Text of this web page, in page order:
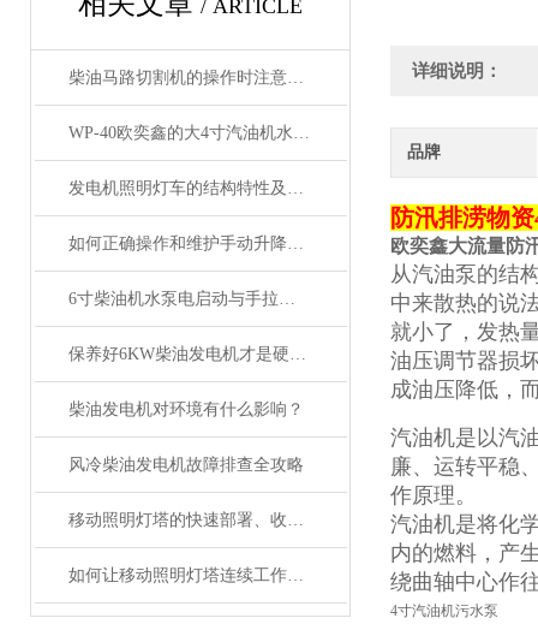
/ ARTICLE
柴油马路切割机的操作时注意事项
WP-40欧奕鑫的大4寸汽油机水泵15P马力
发电机照明灯车的结构特性及组成
如何正确操作和维护手动升降照明灯车
6寸柴油机水泵电启动与手拉启动故障排除
保养好6KW柴油发电机才是硬道理！
柴油发电机对环境有什么影响？
风冷柴油发电机故障排查全攻略
移动照明灯塔的快速部署、收纳与运输全流程指南
如何让移动照明灯塔连续工作100小时？节能模式与油箱扩容技巧
详细说明：
品牌
防汛排涝物
欧奕鑫大流量防
从汽油泵的结
中来散热的说
就小了，发热
油压调节器损
成油压降低，
汽油机是以汽
廉、运转平稳
作原理。
汽油机是将化
内的燃料，产
绕曲轴中心作
4寸汽油机污水泵